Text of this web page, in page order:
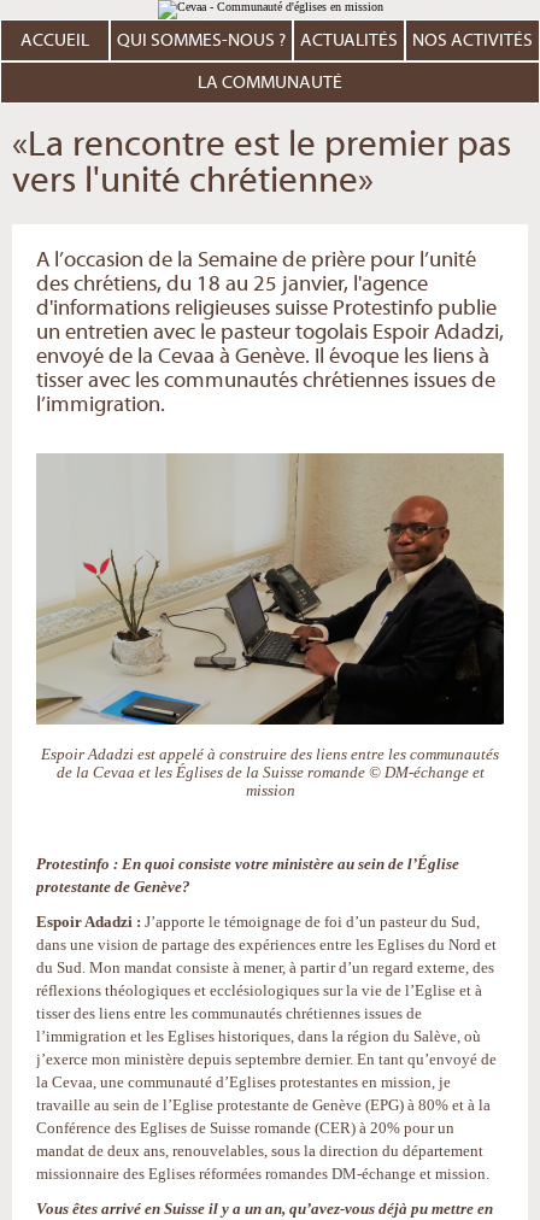
au
contenu.
Aller
personnels
ACCUEIL QUI SOMMES-NOUS ? ACTUALITÉS NOS ACTIVITÉS
LA COMMUNAUTÉ
«La rencontre est le premier pas
vers l'unité chrétienne»
A l’occasion de la Semaine de prière pour l’unité
des chrétiens, du 18 au 25 janvier, l'agence
d'informations religieuses suisse Protestinfo publie
un entretien avec le pasteur togolais Espoir Adadzi,
envoyé de la Cevaa à Genève. Il évoque les liens à
tisser avec les communautés chrétiennes issues de
l’immigration.
Espoir Adadzi est appelé à construire des liens entre les communautés
de la Cevaa et les Églises de la Suisse romande © DM-échange et
mission
Protestinfo : En quoi consiste votre ministère au sein de l’Église
protestante de Genève?
Espoir Adadzi : J’apporte le témoignage de foi d’un pasteur du Sud,
dans une vision de partage des expériences entre les Eglises du Nord et
du Sud. Mon mandat consiste à mener, à partir d’un regard externe, des
réflexions théologiques et ecclésiologiques sur la vie de l’Eglise et à
tisser des liens entre les communautés chrétiennes issues de
l’immigration et les Eglises historiques, dans la région du Salève, où
j’exerce mon ministère depuis septembre dernier. En tant qu’envoyé de
la Cevaa, une communauté d’Eglises protestantes en mission, je
travaille au sein de l’Eglise protestante de Genève (EPG) à 80% et à la
Conférence des Eglises de Suisse romande (CER) à 20% pour un
mandat de deux ans, renouvelables, sous la direction du département
missionnaire des Eglises réformées romandes DM-échange et mission.
Vous êtes arrivé en Suisse il y a un an, qu’avez-vous déjà pu mettre en